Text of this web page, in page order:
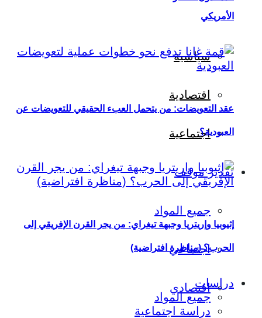
سياسية
اقتصادية
اجتماعية
تقدير موقف
جميع المواد
اجتماعي
اقتصادي
الأمريكي
عقد التعويضات: من يتحمل العبء الحقيقي للتعويضات عن
العبودية؟
إثيوبيا وإريتريا وجبهة تيغراي: من يجر القرن الإفريقي إلى
الحرب؟ (مناظرة افتراضية)
دراسات
جميع المواد
دراسة اجتماعية